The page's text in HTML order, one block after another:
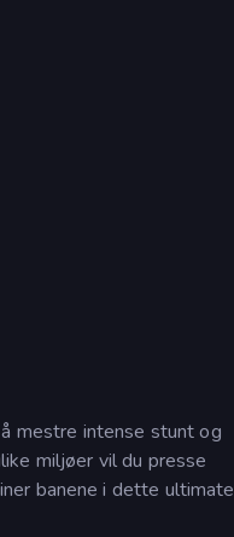
mestre intense stunt og
miljøer vil du presse
banene i dette ultimate